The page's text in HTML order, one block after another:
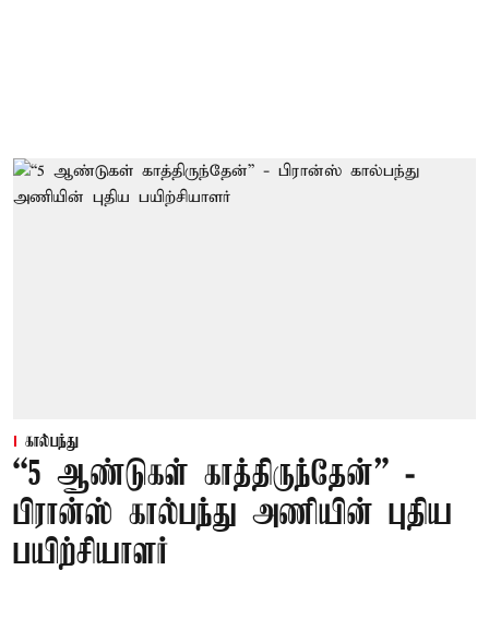
கால்பந்து
“5 ஆண்டுகள் காத்திருந்தேன்” -
பிரான்ஸ் கால்பந்து அணியின் புதிய
பயிற்சியாளர்